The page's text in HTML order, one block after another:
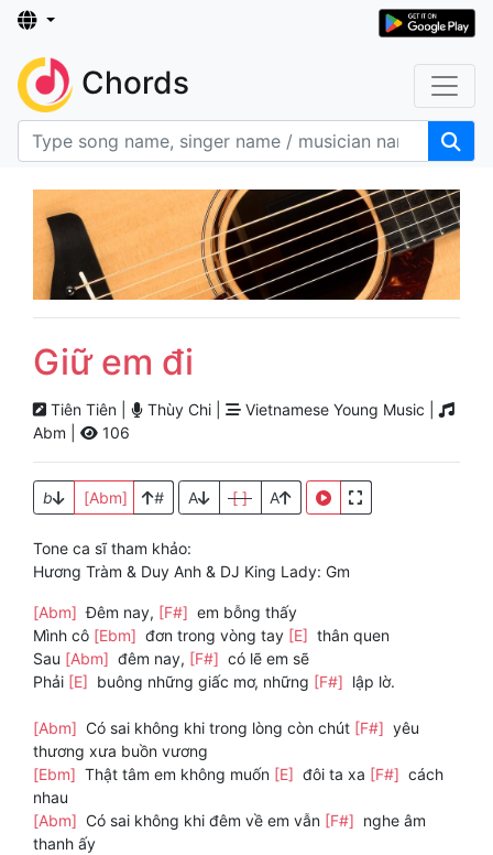
Chords
Giữ em đi
Tiên Tiên | Thùy Chi |
Vietnamese Young Music |
Abm |
106
b [Abm] # A [ ] A
Tone ca sĩ tham khảo:
Hương Tràm & Duy Anh & DJ King Lady: Gm
[Abm] Đêm nay, [F#] em bỗng thấy
Mình cô [Ebm] đơn trong vòng tay [E] thân quen
Sau [Abm] đêm nay, [F#] có lẽ em sẽ
Phải [E] buông những giấc mơ, những [F#] lập lờ.
[Abm] Có sai không khi trong lòng còn chút [F#] yêu
thương xưa buồn vương
[Ebm] Thật tâm em không muốn [E] đôi ta xa [F#] cách
nhau
[Abm] Có sai không khi đêm về em vẫn [F#] nghe âm
thanh ấy